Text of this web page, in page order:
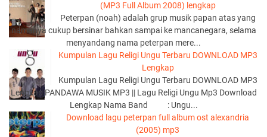
(MP3 Full Album 2008) lengkap
Peterpan (noah) adalah grup musik papan atas yang
namanya cukup bersinar bahkan sampai ke mancanegara, selama
menyandang nama peterpan mere...
Kumpulan Lagu Religi Ungu Terbaru DOWNLOAD MP3
Lengkap
Kumpulan Lagu Religi Ungu Terbaru DOWNLOAD MP3
Lengkap PANDAWA MUSIK MP3 || Lagu Religi Ungu Mp3 Download
Lengkap Nama Band : Ungu...
Download lagu peterpan full album ost alexandria
(2005) mp3